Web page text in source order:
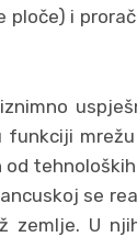
i
se
U